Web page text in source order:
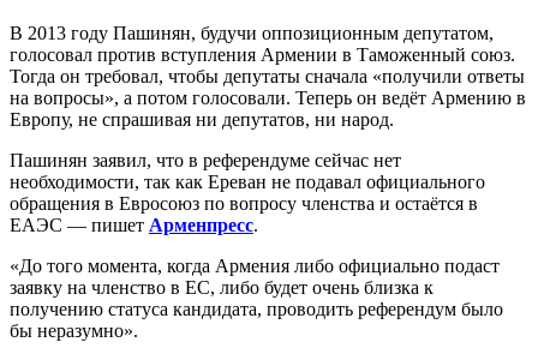
В 2013 году Пашинян, будучи оппозиционным депутатом,
голосовал против вступления Армении в Таможенный союз.
Тогда он требовал, чтобы депутаты сначала «получили ответы
на вопросы», а потом голосовали. Теперь он ведёт Армению в
Европу, не спрашивая ни депутатов, ни народ.
Пашинян заявил, что в референдуме сейчас нет
необходимости, так как Ереван не подавал официального
обращения в Евросоюз по вопросу членства и остаётся в
ЕАЭС — пишет Арменпресс.
«До того момента, когда Армения либо официально подаст
заявку на членство в ЕС, либо будет очень близка к
получению статуса кандидата, проводить референдум было
бы неразумно».